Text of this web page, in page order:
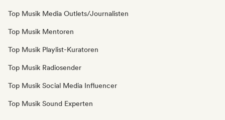
Top Musik Media Outlets/Journalisten
Top Musik Mentoren
Top Musik Playlist-Kuratoren
Top Musik Radiosender
Top Musik Social Media Influencer
Top Musik Sound Experten